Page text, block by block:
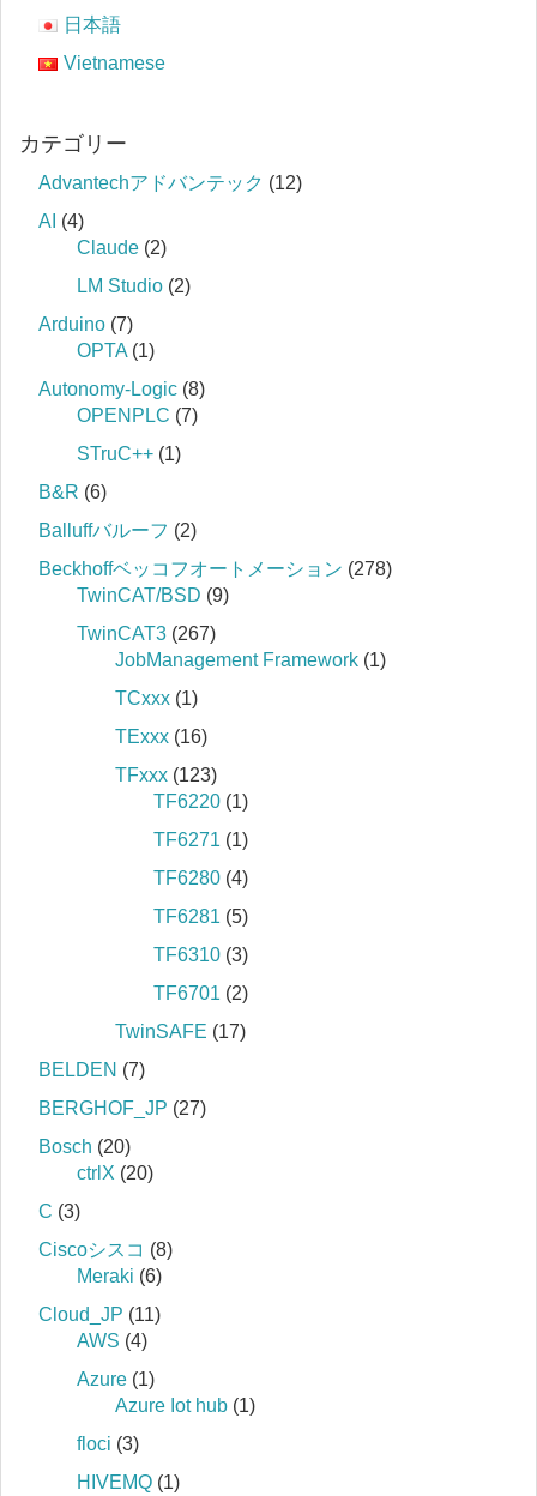
日本語
Vietnamese
カテゴリー
Advantechアドバンテック (12)
AI (4)
Claude (2)
LM Studio (2)
Arduino (7)
OPTA (1)
Autonomy-Logic (8)
OPENPLC (7)
STruC++ (1)
B&R (6)
Balluffバルーフ (2)
Beckhoffベッコフオートメーション (278)
TwinCAT/BSD (9)
TwinCAT3 (267)
JobManagement Framework (1)
TCxxx (1)
TExxx (16)
TFxxx (123)
TF6220 (1)
TF6271 (1)
TF6280 (4)
TF6281 (5)
TF6310 (3)
TF6701 (2)
TwinSAFE (17)
BELDEN (7)
BERGHOF_JP (27)
Bosch (20)
ctrlX (20)
C (3)
Ciscoシスコ (8)
Meraki (6)
Cloud_JP (11)
AWS (4)
Azure (1)
Azure Iot hub (1)
floci (3)
HIVEMQ (1)